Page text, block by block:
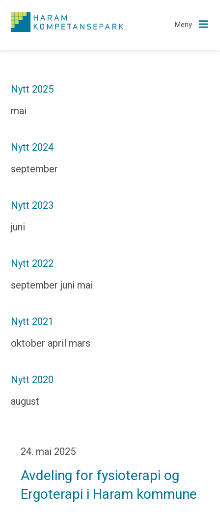
Meny
Nytt 2025
mai
Nytt 2024
september
Nytt 2023
juni
Nytt 2022
september juni mai
Nytt 2021
oktober april mars
Nytt 2020
august
24. mai 2025
Avdeling for fysioterapi og
Ergoterapi i Haram kommune